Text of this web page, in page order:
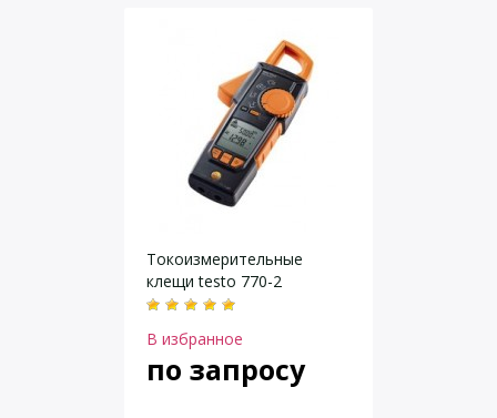
Токоизмерительные
клещи testo 770-2
В избранное
по запросу